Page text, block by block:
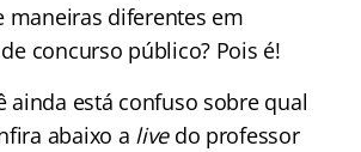
maneiras diferentes em
concurso público? Pois é!
ainda está confuso sobre qual
abaixo a livedo professor